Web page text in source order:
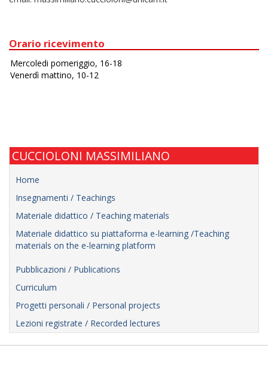
Orario ricevimento
CUCCIOLONI MASSIMILIANO
Home
Insegnamenti / Teachings
Materiale didattico / Teaching materials
Materiale didattico su piattaforma e-learning /Teaching
materials on the e-learning platform
Pubblicazioni / Publications
Curriculum
Progetti personali / Personal projects
Lezioni registrate / Recorded lectures